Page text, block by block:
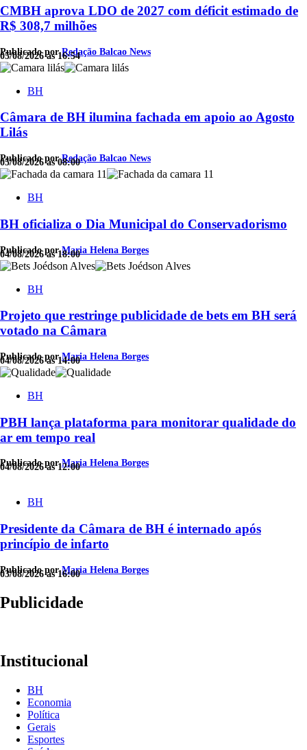
CMBH aprova LDO de 2027 com déficit estimado de
R$ 308,7 milhões
Publicado porRedação Balcao News
05/08/2026 às 16:54
BH
Câmara de BH ilumina fachada em apoio ao Agosto
Lilás
Publicado porRedação Balcao News
05/08/2026 às 08:00
BH
BH oficializa o Dia Municipal do Conservadorismo
Publicado porMaria Helena Borges
04/08/2026 às 18:00
BH
Projeto que restringe publicidade de bets em BH será
votado na Câmara
Publicado porMaria Helena Borges
04/08/2026 às 14:00
BH
PBH lança plataforma para monitorar qualidade do
ar em tempo real
Publicado porMaria Helena Borges
04/08/2026 às 12:00
BH
Presidente da Câmara de BH é internado após
princípio de infarto
Publicado porMaria Helena Borges
03/08/2026 às 16:00
Publicidade
Institucional
BH
Economia
Política
Gerais
Esportes